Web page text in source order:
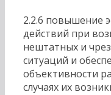
2.2.6 повышение
действий при
нештатных и
ситуаций и
объективности
случаях их